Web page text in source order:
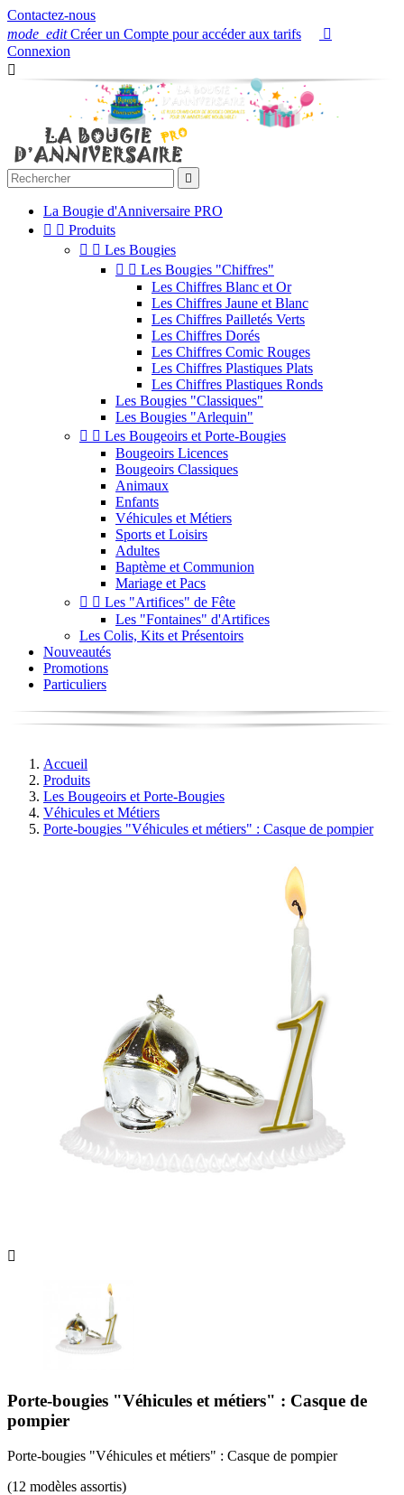
Contactez-nous
mode_edit Créer un Compte pour accéder aux tarifs

Connexion


La Bougie d'Anniversaire PRO
  Produits
  Les Bougies
  Les Bougies "Chiffres"
Les Chiffres Blanc et Or
Les Chiffres Jaune et Blanc
Les Chiffres Pailletés Verts
Les Chiffres Dorés
Les Chiffres Comic Rouges
Les Chiffres Plastiques Plats
Les Chiffres Plastiques Ronds
Les Bougies "Classiques"
Les Bougies "Arlequin"
  Les Bougeoirs et Porte-Bougies
Bougeoirs Licences
Bougeoirs Classiques
Animaux
Enfants
Véhicules et Métiers
Sports et Loisirs
Adultes
Baptème et Communion
Mariage et Pacs
  Les "Artifices" de Fête
Les "Fontaines" d'Artifices
Les Colis, Kits et Présentoirs
Nouveautés
Promotions
Particuliers
Accueil
Produits
Les Bougeoirs et Porte-Bougies
Véhicules et Métiers
Porte-bougies "Véhicules et métiers" : Casque de pompier

Porte-bougies "Véhicules et métiers" : Casque de
pompier
Porte-bougies "Véhicules et métiers" : Casque de pompier
(12 modèles assortis)